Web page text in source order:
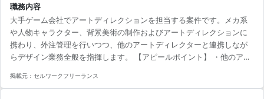
職務内容
大手ゲーム会社でアートディレクションを担当する案件です。メカ系
や人物キャラクター、背景美術の制作およびアートディレクションに
携わり、外注管理を行いつつ、他のアートディレクターと連携しなが
らデザイン業務全般を指揮します。 【アピールポイント】 ・他のアー
ート勤務が可能 ・クリエイティブなゲームデザイン経験の活用 ・異業
掲載元： セルワークフリーランス